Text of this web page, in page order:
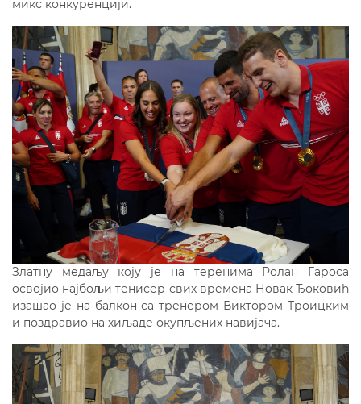
микс конкуренцији.
Златну медаљу коју је на теренима Ролан Гароса
освојио најбољи тенисер свих времена Новак Ђоковић
изашао је на балкон са тренером Виктором Троицким
и поздравио на хиљаде окупљених навијача.